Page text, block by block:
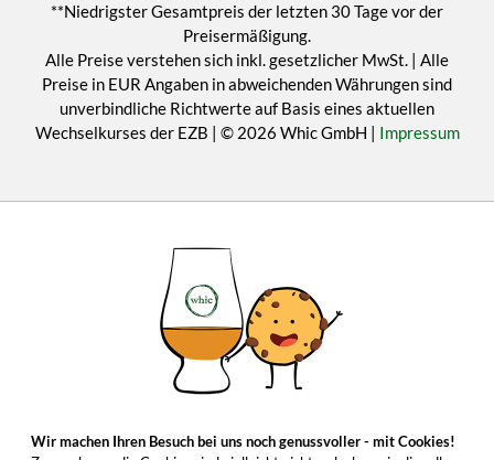
**Niedrigster Gesamtpreis der letzten 30 Tage vor der
Preisermäßigung.
Alle Preise verstehen sich inkl. gesetzlicher MwSt. | Alle
Preise in EUR Angaben in abweichenden Währungen sind
unverbindliche Richtwerte auf Basis eines aktuellen
Wechselkurses der EZB | © 2026 Whic GmbH | Impressum
Wir machen Ihren Besuch bei uns noch genussvoller - mit Cookies!